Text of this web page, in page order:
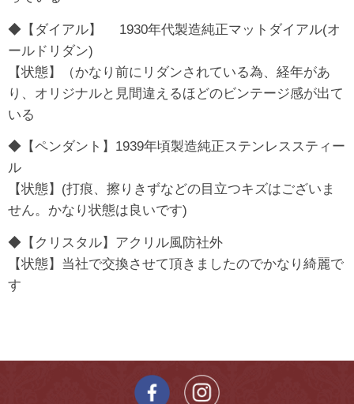
◆【ダイアル】 1930年代製造純正マットダイアル(オ
ールドリダン)
【状態】（かなり前にリダンされている為、経年があ
り、オリジナルと見間違えるほどのビンテージ感が出て
いる
◆【ペンダント】1939年頃製造純正ステンレススティー
ル
【状態】(打痕、擦りきずなどの目立つキズはございま
せん。かなり状態は良いです)
◆【クリスタル】アクリル風防社外
【状態】当社で交換させて頂きましたのでかなり綺麗で
す